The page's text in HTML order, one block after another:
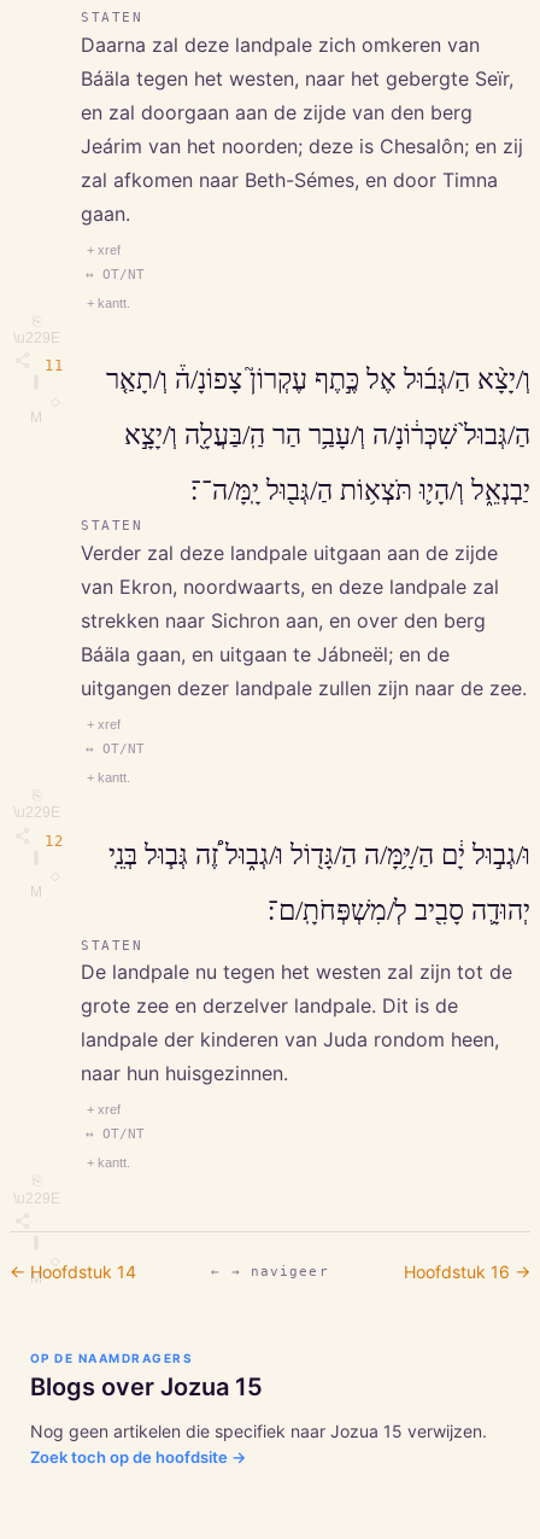
⎘
\u229E
M
STATEN
Daarna zal deze landpale zich omkeren van
Báäla tegen het westen, naar het gebergte Seïr,
en zal doorgaan aan de zijde van den berg
Jeárim van het noorden; deze is Chesalôn; en zij
zal afkomen naar Beth-Sémes, en door Timna
gaan.
+ xref
↔ OT/NT
+ kantt.
11
⎘
\u229E
M
וְ/יָצָ֨א הַ/גְּב֜וּל אֶל כֶּ֣תֶף עֶקְרוֹן֮ צָפוֹנָ/ה֒ וְ/תָאַ֤ר
הַ/גְּבוּל֙ שִׁכְּר֔וֹנָ/ה וְ/עָבַ֥ר הַר הַֽ/בַּעֲלָ֖ה וְ/יָצָ֣א
יַבְנְאֵ֑ל וְ/הָי֛וּ תֹּצְא֥וֹת הַ/גְּב֖וּל יָֽמָּ/ה־־׃
STATEN
Verder zal deze landpale uitgaan aan de zijde
van Ekron, noordwaarts, en deze landpale zal
strekken naar Sichron aan, en over den berg
Báäla gaan, en uitgaan te Jábneël; en de
uitgangen dezer landpale zullen zijn naar de zee.
+ xref
↔ OT/NT
+ kantt.
12
⎘
\u229E
M
וּ/גְב֣וּל יָ֔ם הַ/יָּ֥מָּ/ה הַ/גָּד֖וֹל וּ/גְב֑וּל זֶ֠ה גְּב֧וּל בְּנֵֽי
יְהוּדָ֛ה סָבִ֖יב לְ/מִשְׁפְּחֹתָֽ/ם־׃
STATEN
De landpale nu tegen het westen zal zijn tot de
grote zee en derzelver landpale. Dit is de
landpale der kinderen van Juda rondom heen,
naar hun huisgezinnen.
+ xref
↔ OT/NT
+ kantt.
← Hoofdstuk 14 ← → navigeer Hoofdstuk 16 →
OP DE NAAMDRAGERS
Blogs over Jozua 15
Nog geen artikelen die specifiek naar Jozua 15 verwijzen.
Zoek toch op de hoofdsite →